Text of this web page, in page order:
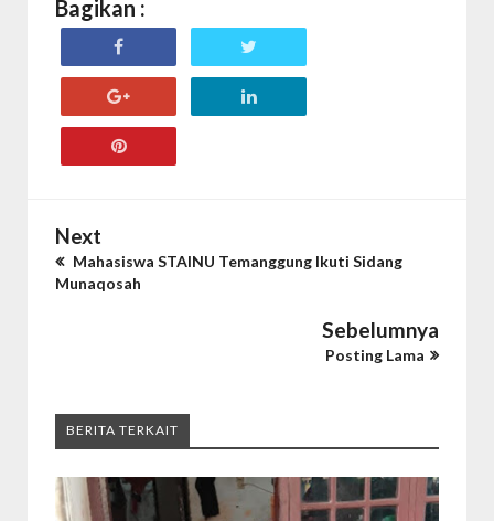
Bagikan :
Next
Mahasiswa STAINU Temanggung Ikuti Sidang
Munaqosah
Sebelumnya
Posting Lama
BERITA TERKAIT